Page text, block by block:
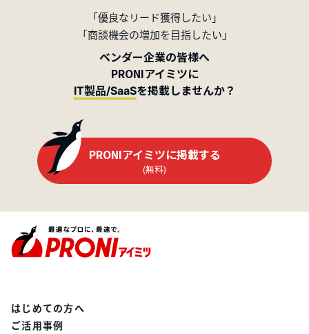
「優良なリード獲得したい」
「商談機会の増加を目指したい」
ベンダー企業の皆様へ
PRONIアイミツに
IT製品/SaaSを掲載しませんか？
PRONIアイミツに掲載する
(無料)
はじめての方へ
ご活用事例